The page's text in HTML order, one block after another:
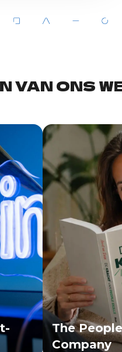
VAN ONS
The
Company